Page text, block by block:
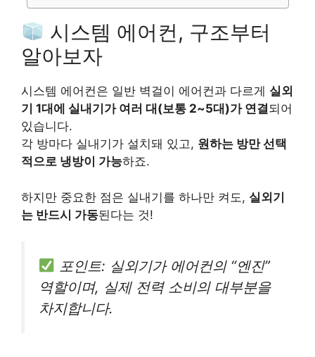
시스템 에어컨, 구조부터
알아보자
시스템 에어컨은 일반 벽걸이 에어컨과 다르게 실외
기 1대에 실내기가 여러 대(보통 2~5대)가 연결되어
있습니다.
각 방마다 실내기가 설치돼 있고, 원하는 방만 선택
적으로 냉방이 가능하죠.
하지만 중요한 점은 실내기를 하나만 켜도, 실외기
는 반드시 가동된다는 것!
포인트: 실외기가 에어컨의 “엔진”
역할이며, 실제 전력 소비의 대부분을
차지합니다.